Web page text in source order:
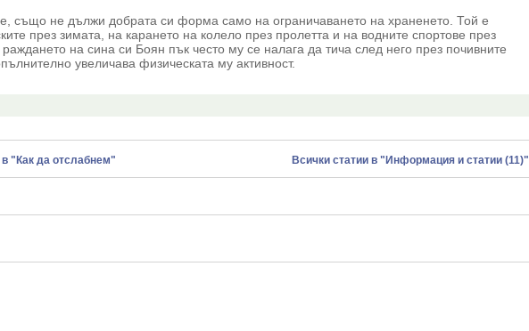
също не дължи добрата си форма само на ограничаването на храненето. Той е
през зимата, на карането на колело през пролетта и на водните спортове през
на сина си Боян пък често му се налага да тича след него през почивните
увеличава физическата му активност.
в "Как да отслабнем" Всички статии в "Информация и статии (11)"